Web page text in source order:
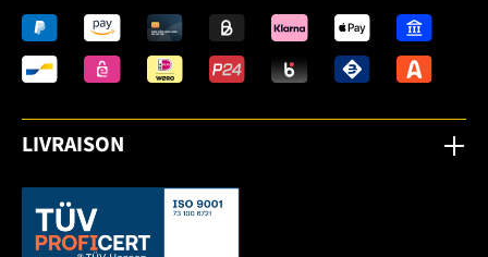
LIVRAISON
Dieser Link öffnet sich in einem neuen Tab.